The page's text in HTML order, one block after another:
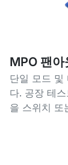
MPO 팬아
단일 모드 및
다. 공장 테
을 스위치 또